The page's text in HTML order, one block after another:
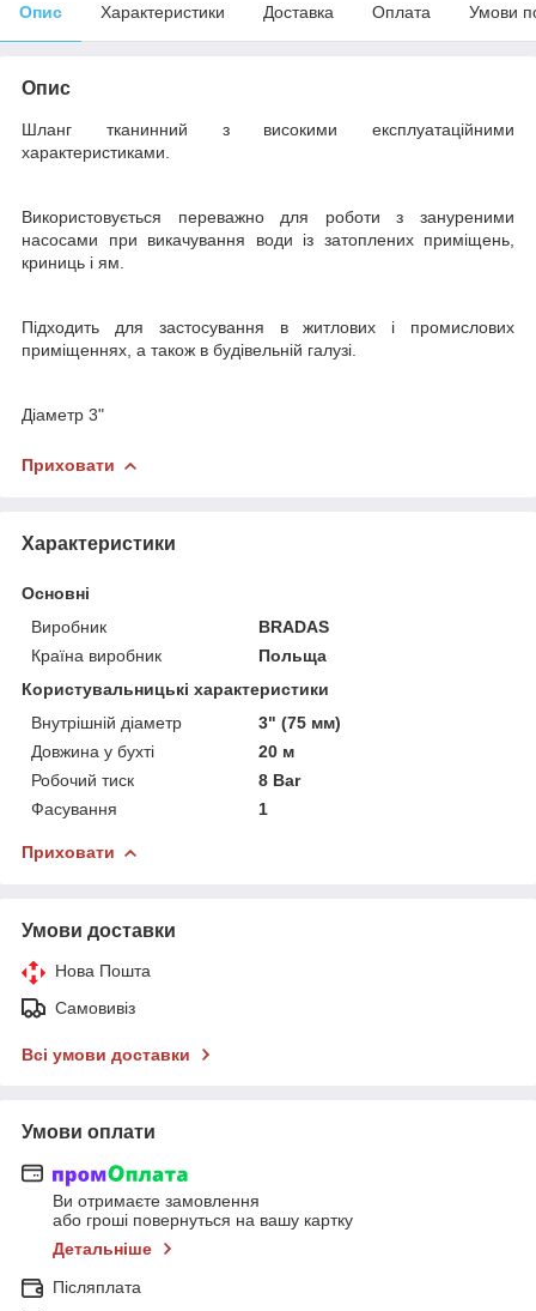
Опис Характеристики Доставка Оплата Умови
Опис
Шланг тканинний з високими експлуатаційними
характеристиками.
Використовується переважно для роботи з зануреними
насосами при викачування води із затоплених приміщень,
криниць і ям.
Підходить для застосування в житлових і промислових
приміщеннях, а також в будівельній галузі.
Діаметр 3"
Приховати
Характеристики
Основні
Виробник
BRADAS
Країна виробник
Польща
Користувальницькі характеристики
Внутрішній діаметр
3" (75 мм)
Довжина у бухті
20 м
Робочий тиск
8 Bar
Фасування
1
Приховати
Умови доставки
Нова Пошта
Самовивіз
Всі умови доставки
Умови оплати
Ви отримаєте замовлення
або гроші повернуться на вашу картку
Детальніше
Післяплата